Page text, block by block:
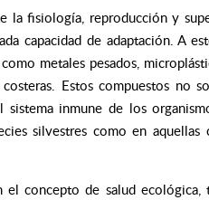
la fisiología, reproducción y
capacidad de adaptación. A
metales pesados,
Estos compuestos no
inmune de los
silvestres como en aquellas
el concepto de salud ecológica,